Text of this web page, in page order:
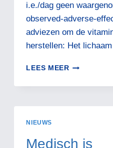
i.e./dag geen
observed-adverse-
adviezen om de
herstellen: Het
LEES MEERVITAMINE
NIEUWS
Medisch is